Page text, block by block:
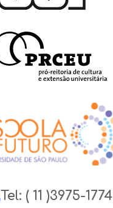
Tel: ( 11 )3975-1774